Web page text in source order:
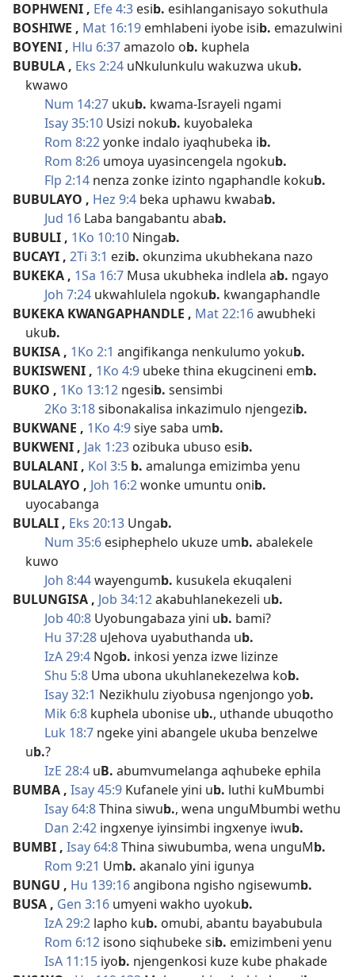
BOPHWENI , Efe 4:3 esib. esihlanganisayo sokuthula
BOSHIWE , Mat 16:19 emhlabeni iyobe isib. emazulwini
BOYENI , Hlu 6:37amazolo ob. kuphela
BUBULA , Eks 2:24 uNkulunkulu wakuzwa ukub.
kwawo
Num 14:27 ukub. kwama-Israyeli ngami
Isay 35:10 Usizi nokub. kuyobaleka
Rom 8:22yonke indalo iyaqhubeka ib.
Rom 8:26 umoya uyasincengela ngokub.
Flp 2:14 nenza zonke izinto ngaphandle kokub.
BUBULAYO , Hez 9:4 beka uphawu kwabab.
Jud 16 Laba bangabantu abab.
BUBULI , 1Ko 10:10 Ningab.
BUCAYI , 2Ti 3:1 ezib. okunzima ukubhekana nazo
BUKEKA , 1Sa 16:7 Musa ukubheka indlela ab. ngayo
Joh 7:24 ukwahlulela ngokub. kwangaphandle
BUKEKA KWANGAPHANDLE , Mat 22:16awubheki
ukub.
BUKISA , 1Ko 2:1 angifikanga nenkulumo yokub.
BUKISWENI , 1Ko 4:9 ubeke thina ekugcineni emb.
BUKO , 1Ko 13:12 ngesib. sensimbi
2Ko 3:18sibonakalisa inkazimulo njengezib.
BUKWANE , 1Ko 4:9siye saba umb.
BUKWENI , Jak 1:23 ozibuka ubuso esib.
BULALANI , Kol 3:5 b. amalunga emizimba yenu
BULALAYO , Joh 16:2wonke umuntu onib.
uyocabanga
BULALI , Eks 20:13 Ungab.
Num 35:6 esiphephelo ukuze umb. abalekele
kuwo
Joh 8:44wayengumb. kusukela ekuqaleni
BULUNGISA , Job 34:12akabuhlanekezeli ub.
Job 40:8 Uyobungabaza yini ub. bami?
Hu 37:28 uJehova uyabuthanda ub.
IzA 29:4 Ngob. inkosi yenza izwe lizinze
Shu 5:8 Uma ubona ukuhlanekezelwa kob.
Isay 32:1 Nezikhulu ziyobusa ngenjongo yob.
Mik 6:8 kuphela ubonise ub., uthande ubuqotho
Luk 18:7 ngeke yini abangele ukuba benzelwe
ub.?
IzE 28:4 uB. abumvumelanga aqhubeke ephila
BUMBA , Isay 45:9 Kufanele yini ub. luthi kuMbumbi
Isay 64:8Thina siwub., wena unguMbumbi wethu
Dan 2:42 ingxenye iyinsimbi ingxenye iwub.
BUMBI , Isay 64:8Thina siwubumba, wena unguMb.
Rom 9:21 Umb. akanalo yini igunya
BUNGU , Hu 139:16angibona ngisho ngisewumb.
BUSA , Gen 3:16 umyeni wakho uyokub.
IzA 29:2 lapho kub. omubi, abantu bayabubula
Rom 6:12 isono siqhubeke sib. emizimbeni yenu
IsA 11:15 iyob. njengenkosi kuze kube phakade